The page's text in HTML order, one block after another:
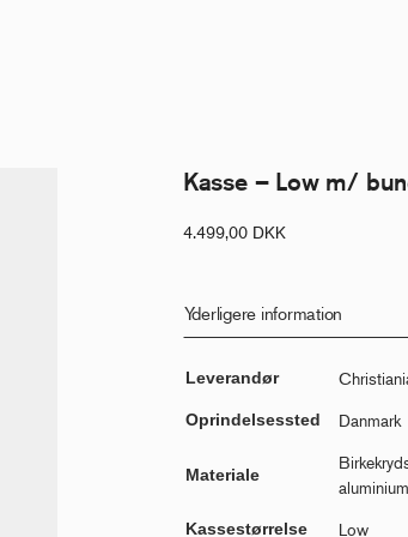
Kasse – Low m/
4.499,00 DKK
Yderligere information
Leverandør
Oprindelsessted Danmark
Materiale
aluminium
Kassestørrelse Low